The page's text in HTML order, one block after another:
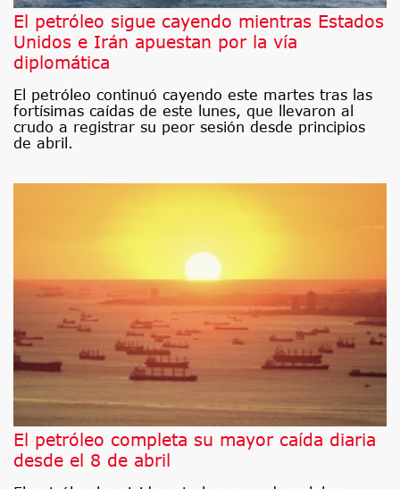
El petróleo sigue cayendo mientras Estados
Unidos e Irán apuestan por la vía
diplomática
El petróleo continuó cayendo este martes tras las
fortísimas caídas de este lunes, que llevaron al
crudo a registrar su peor sesión desde principios
de abril.
El petróleo completa su mayor caída diaria
desde el 8 de abril